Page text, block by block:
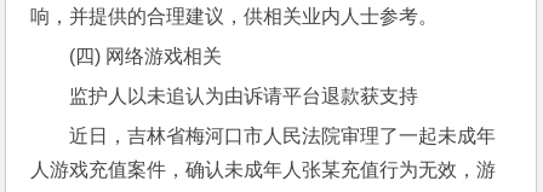
响，并提供的合理建议，供相关业内人士参考。
(四) 网络游戏相关
监护人以未追认为由诉请平台退款获支持
近日，吉林省梅河口市人民法院审理了一起未成年
人游戏充值案件，确认未成年人张某充值行为无效，游